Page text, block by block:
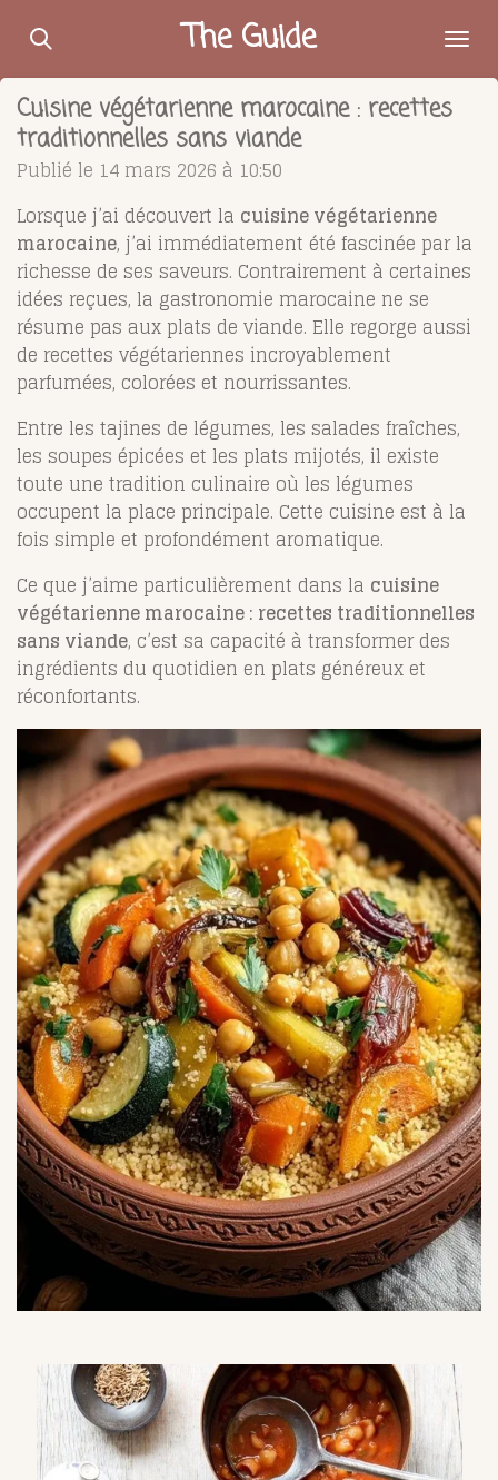
Passer
contenu
principal
The Guide
Cuisine végétarienne marocaine : recettes
traditionnelles sans viande
Publié le 14 mars 2026 à 10:50
Lorsque j’ai découvert la cuisine végétarienne
marocaine, j’ai immédiatement été fascinée par la
richesse de ses saveurs. Contrairement à certaines
idées reçues, la gastronomie marocaine ne se
résume pas aux plats de viande. Elle regorge aussi
de recettes végétariennes incroyablement
parfumées, colorées et nourrissantes.
Entre les tajines de légumes, les salades fraîches,
les soupes épicées et les plats mijotés, il existe
toute une tradition culinaire où les légumes
occupent la place principale. Cette cuisine est à la
fois simple et profondément aromatique.
Ce que j’aime particulièrement dans la cuisine
végétarienne marocaine : recettes traditionnelles
sans viande, c’est sa capacité à transformer des
ingrédients du quotidien en plats généreux et
réconfortants.